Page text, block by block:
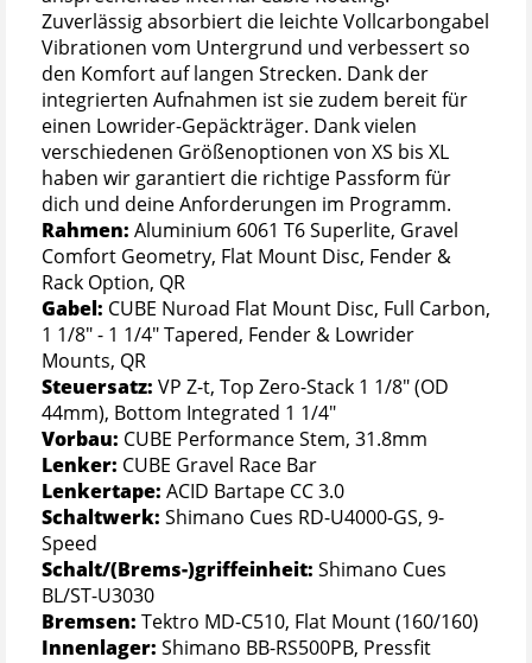
Zuverlässig absorbiert die leichte Vollcarbongabel
Vibrationen vom Untergrund und verbessert so
den Komfort auf langen Strecken. Dank der
integrierten Aufnahmen ist sie zudem bereit für
einen Lowrider-Gepäckträger. Dank vielen
verschiedenen Größenoptionen von XS bis XL
haben wir garantiert die richtige Passform für
dich und deine Anforderungen im Programm.
Rahmen: Aluminium 6061 T6 Superlite, Gravel
Comfort Geometry, Flat Mount Disc, Fender &
Rack Option, QR
Gabel: CUBE Nuroad Flat Mount Disc, Full Carbon,
1 1/8" - 1 1/4" Tapered, Fender & Lowrider
Mounts, QR
Steuersatz: VP Z-t, Top Zero-Stack 1 1/8" (OD
44mm), Bottom Integrated 1 1/4"
Vorbau: CUBE Performance Stem, 31.8mm
Lenker: CUBE Gravel Race Bar
Lenkertape: ACID Bartape CC 3.0
Schaltwerk: Shimano Cues RD-U4000-GS, 9-
Speed
Schalt/(Brems-)griffeinheit: Shimano Cues
BL/ST-U3030
Bremsen: Tektro MD-C510, Flat Mount (160/160)
Innenlager: Shimano BB-RS500PB, Pressfit